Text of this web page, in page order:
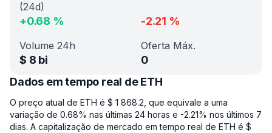
(24d)
+0.68 % -2.21 %
Volume 24h
$ 8 bi
Oferta Máx.
0
Dados em tempo real de ETH
O preço atual de ETH é $ 1 868.2, que equivale a uma
variação de 0.68% nas últimas 24 horas e -2.21% nos últimos 7
dias. A capitalização de mercado em tempo real de ETH é $